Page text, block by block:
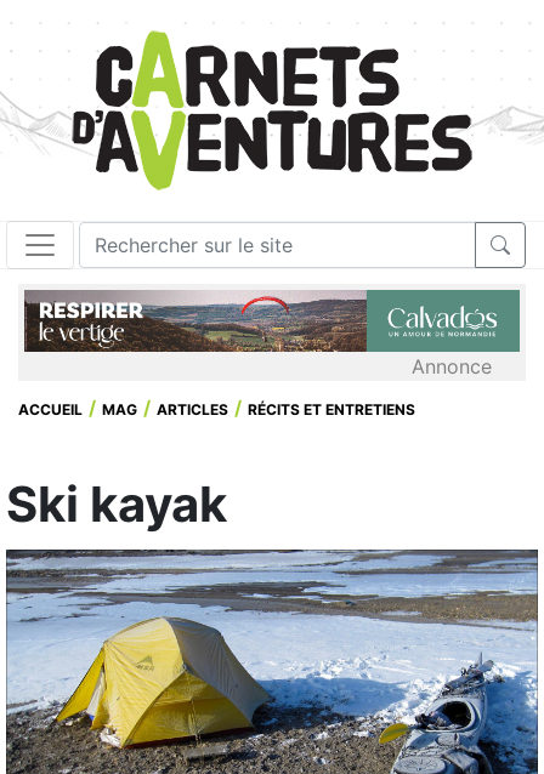
Annonce
ACCUEIL MAG ARTICLES RÉCITS ET ENTRETIENS
Ski kayak